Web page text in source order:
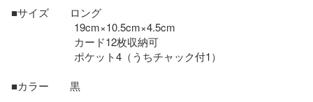
■サイズ　　ロング
19cm×10.5cm×4.5cm
カード12枚収納可
ポケット4（うちチャック付1）
■カラー　　黒